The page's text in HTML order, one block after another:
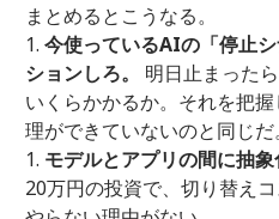
まとめるとこうなる。
今使っているAIの「停止
ションしろ。
明日止まった
いくらかかるか。それを把
理ができていないのと同じだ。
モデルとアプリの間に抽象
20万円の投資で、切り替え